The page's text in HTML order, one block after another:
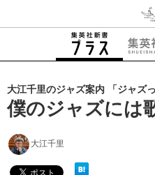
大江千里のジャズ案内 「ジャズ
僕のジャズには
大江千里